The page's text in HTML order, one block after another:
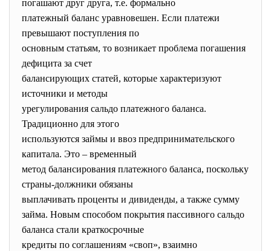
погашают друг друга, т.е. формально
платежный баланс уравновешен. Если платежи
превышают поступления по
основным статьям, то возникает проблема погашения
дефицита за счет
балансирующих статей, которые характеризуют
источники и методы
урегулирования сальдо платежного баланса.
Традиционно для этого
используются займы и ввоз предпринимательского
капитала. Это – временный
метод балансирования платежного баланса, поскольку
страны-должники обязаны
выплачивать проценты и дивиденды, а также сумму
займа. Новым способом покрытия пассивного сальдо
баланса стали краткосрочные
кредиты по соглашениям «своп», взаимно